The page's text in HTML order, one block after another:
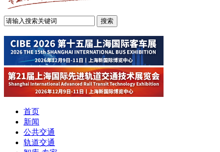
首页
新闻
公共交通
轨道交通